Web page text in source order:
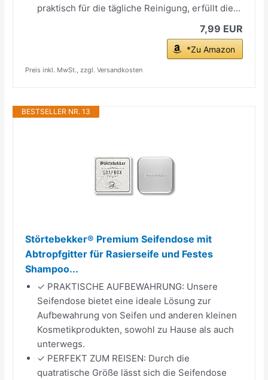
praktisch für die tägliche Reinigung, erfüllt die...
7,99 EUR
*Zu Amazon
Preis inkl. MwSt., zzgl. Versandkosten
BESTSELLER NR. 13
Störtebekker® Premium Seifendose mit
Abtropfgitter für Rasierseife und Festes
Shampoo...
✓ PRAKTISCHE AUFBEWAHRUNG: Unsere
Seifendose bietet eine ideale Lösung zur
Aufbewahrung von Seifen und anderen kleinen
Kosmetikprodukten, sowohl zu Hause als auch
unterwegs.
✓ PERFEKT ZUM REISEN: Durch die
quatratische Größe lässt sich die Seifendose